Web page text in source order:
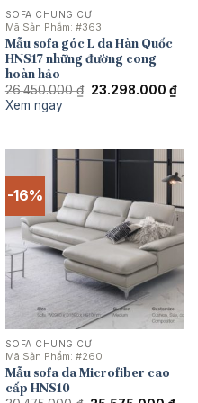
SOFA CHUNG CƯ
Mã Sản Phẩm: #363
Mẫu sofa góc L da Hàn Quốc
HNS17 những đường cong
hoàn hảo
26.450.000₫ Giá
23.298.000 ₫Giá
Xem ngay
-16%
SOFA CHUNG CƯ
Mã Sản Phẩm: #260
Mẫu sofa da Microfiber cao
cấp HNS10